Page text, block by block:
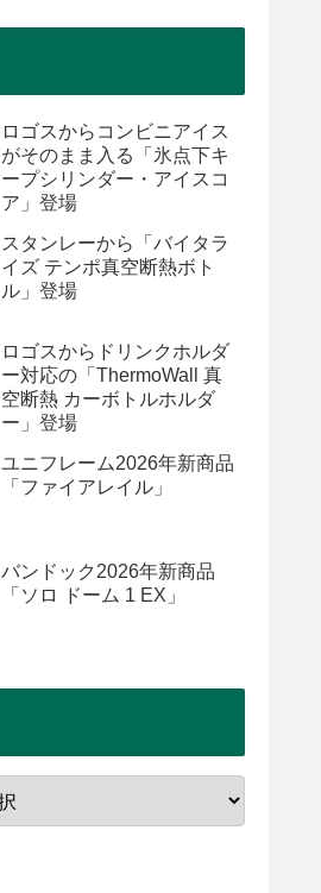
ロゴスからコンビニアイス
がそのまま入る「氷点下キ
ープシリンダー・アイスコ
ア」登場
スタンレーから「バイタラ
イズ テンポ真空断熱ボト
ル」登場
ロゴスからドリンクホルダ
ー対応の「ThermoWall 真
空断熱 カーボトルホルダ
ー」登場
ユニフレーム2026年新商品
「ファイアレイル」
バンドック2026年新商品
「ソロ ドーム 1 EX」